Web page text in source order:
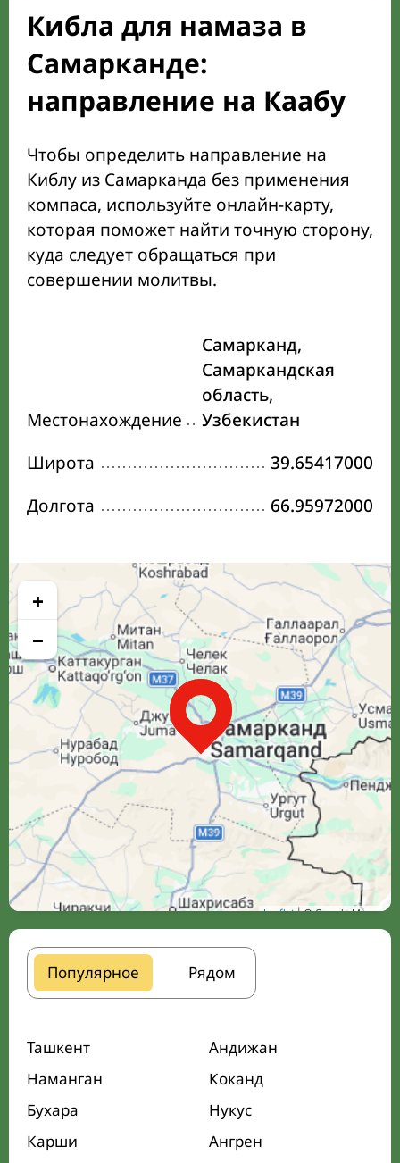
Кибла для намаза в
Самарканде:
направление на Каабу
Чтобы определить направление на
Киблу из Самарканда без применения
компаса, используйте онлайн-карту,
которая поможет найти точную сторону,
куда следует обращаться при
совершении молитвы.
Местонахождение
Самарканд,
Самаркандская
область,
Узбекистан
Широта
39.65417000
Долгота
66.95972000
+
−
Leaflet| © Google Maps
Популярное Рядом
Ташкент
Андижан
Наманган
Коканд
Бухара
Нукус
Карши
Ангрен